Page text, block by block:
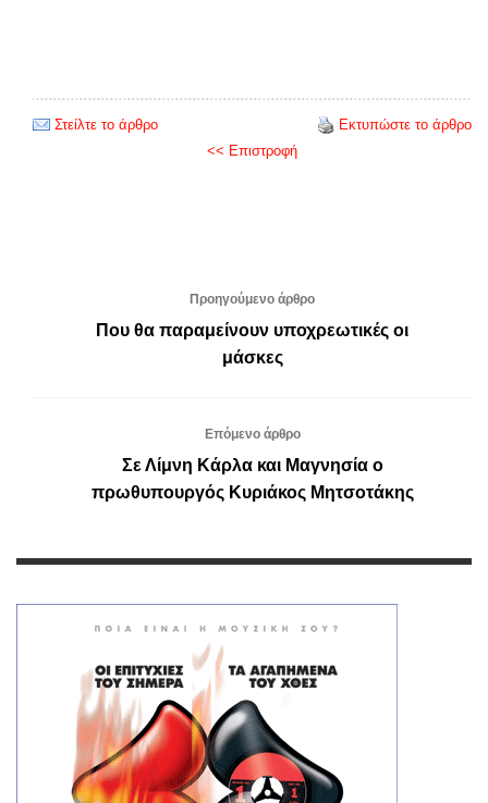
Στείλτε το άρθρο
Εκτυπώστε το άρθρο
<< Επιστροφή
Προηγούμενο άρθρο
Που θα παραμείνουν υποχρεωτικές οι
μάσκες
Επόμενο άρθρο
Σε Λίμνη Κάρλα και Μαγνησία ο
πρωθυπουργός Κυριάκος Μητσοτάκης